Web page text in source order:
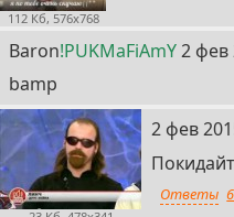
112 Кб, 576x768
Baron!PUKMaFiAmY 60
2 фев
bamp
61
2 фев
Ответы